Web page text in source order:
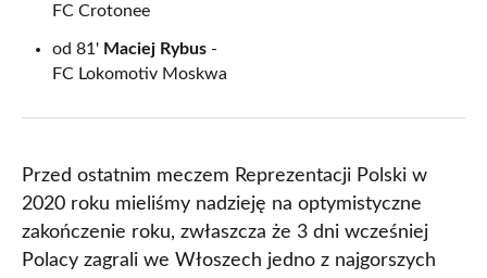
FC Crotonee
od 81' Maciej Rybus -
FC Lokomotiv Moskwa
Przed ostatnim meczem Reprezentacji Polski w
2020 roku mieliśmy nadzieję na optymistyczne
zakończenie roku, zwłaszcza że 3 dni wcześniej
Polacy zagrali we Włoszech jedno z najgorszych